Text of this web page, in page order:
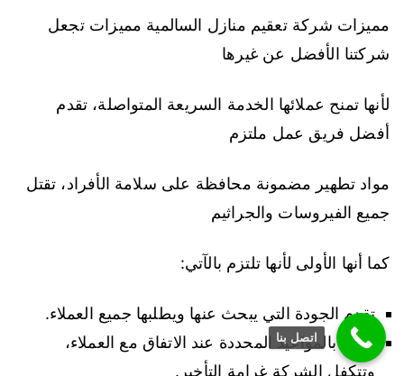
مميزات شركة تعقيم منازل السالمية مميزات تجعل
شركتنا الأفضل عن غيرها
لأنها تمنح عملائها الخدمة السريعة المتواصلة، تقدم
أفضل فريق عمل ملتزم
مواد تطهير مضمونة محافظة على سلامة الأفراد، تقتل
جميع الفيروسات والجراثيم
كما أنها الأولى لأنها تلتزم بالآتي:
تقدم الجودة التي يبحث عنها ويطلبها جميع العملاء.
تلتزم بالمواعيد المحددة عند الاتفاق مع العملاء،
وتتكفل الشركة غرامة التأخير.
اتصل بنا